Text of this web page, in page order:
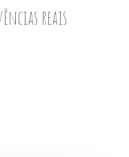
reais